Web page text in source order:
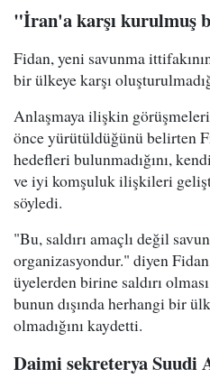
"İran'a karşı kurulmuş
Fidan, yeni savunma
bir ülkeye karşı
Anlaşmaya ilişkin
önce yürütüldüğünü belirten
hedefleri bulunmadığını,
ve iyi komşuluk ilişkileri
söyledi.
"Bu, saldırı amaçlı değil
organizasyondur." diyen
üyelerden birine saldırı
bunun dışında herhangi bir
olmadığını kaydetti.
Daimi sekreterya Suudi